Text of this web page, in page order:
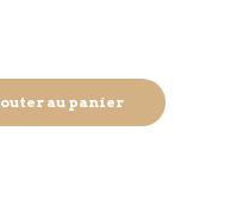
au panier